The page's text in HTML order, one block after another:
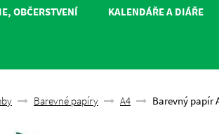
OBČERSTVENÍ KALENDÁŘE A DIÁŘE
Barevné papíry A4 Barevný papír